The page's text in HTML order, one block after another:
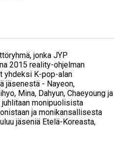
jonka JYP
2015 reality-ohjelman
yhdeksi K-pop-alan
jäsenestä - Nayeon,
Mina, Dahyun, Chaeyoung ja
monipuolisista
ja monikansallisesta
jäseniä Etelä-Koreasta,